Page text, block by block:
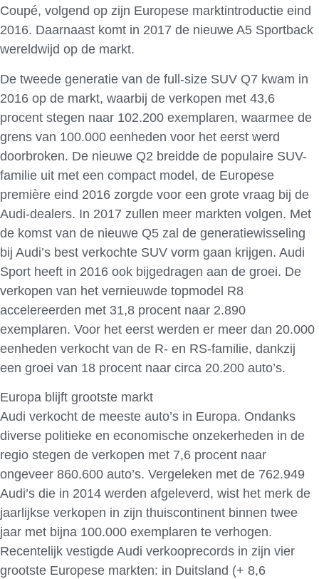
Coupé, volgend op zijn Europese marktintroductie eind
2016. Daarnaast komt in 2017 de nieuwe A5 Sportback
wereldwijd op de markt.
De tweede generatie van de full-size SUV Q7 kwam in
2016 op de markt, waarbij de verkopen met 43,6
procent stegen naar 102.200 exemplaren, waarmee de
grens van 100.000 eenheden voor het eerst werd
doorbroken. De nieuwe Q2 breidde de populaire SUV-
familie uit met een compact model, de Europese
première eind 2016 zorgde voor een grote vraag bij de
Audi-dealers. In 2017 zullen meer markten volgen. Met
de komst van de nieuwe Q5 zal de generatiewisseling
bij Audi’s best verkochte SUV vorm gaan krijgen. Audi
Sport heeft in 2016 ook bijgedragen aan de groei. De
verkopen van het vernieuwde topmodel R8
accelereerden met 31,8 procent naar 2.890
exemplaren. Voor het eerst werden er meer dan 20.000
eenheden verkocht van de R- en RS-familie, dankzij
een groei van 18 procent naar circa 20.200 auto’s.
Europa blijft grootste markt
Audi verkocht de meeste auto’s in Europa. Ondanks
diverse politieke en economische onzekerheden in de
regio stegen de verkopen met 7,6 procent naar
ongeveer 860.600 auto’s. Vergeleken met de 762.949
Audi’s die in 2014 werden afgeleverd, wist het merk de
jaarlijkse verkopen in zijn thuiscontinent binnen twee
jaar met bijna 100.000 exemplaren te verhogen.
Recentelijk vestigde Audi verkooprecords in zijn vier
grootste Europese markten: in Duitsland (+ 8,6